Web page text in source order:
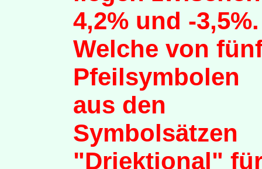
4,2% und -3,5%.
Welche von
Pfeilsymbolen
aus den
Symbolsätzen
"Driektional"